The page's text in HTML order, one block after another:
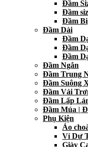
Đầm
Đầm
Đầm
Đầm Dài
Đầm
Đầm
Đầm
Đầm Ngắn
Đầm Trung
Đầm Suông
Đầm Vải
Đầm Lấp
Đầm Múa |
Phụ Kiện
Áo
Ví Dự
Giày